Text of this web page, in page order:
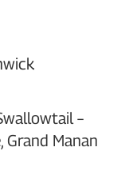
–
Grand Manan